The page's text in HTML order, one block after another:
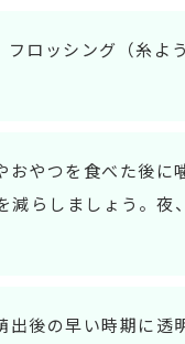
ロッシング（糸よ
やつを食べた後に
らしましょう。夜
後の早い時期に透